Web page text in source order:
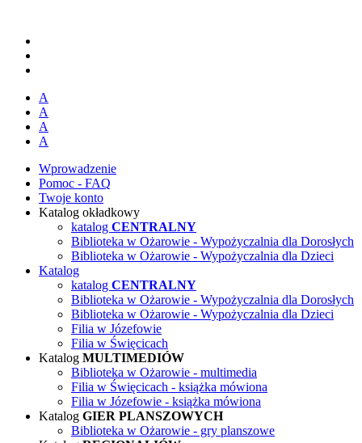
A
A
A
A
Wprowadzenie
Pomoc - FAQ
Twoje konto
Katalog okładkowy
katalog CENTRALNY
Biblioteka w Ożarowie - Wypożyczalnia dla Dorosłych
Biblioteka w Ożarowie - Wypożyczalnia dla Dzieci
Katalog
katalog CENTRALNY
Biblioteka w Ożarowie - Wypożyczalnia dla Dorosłych
Biblioteka w Ożarowie - Wypożyczalnia dla Dzieci
Filia w Józefowie
Filia w Święcicach
Katalog MULTIMEDIÓW
Biblioteka w Ożarowie - multimedia
Filia w Święcicach - książka mówiona
Filia w Józefowie - książka mówiona
Katalog GIER PLANSZOWYCH
Biblioteka w Ożarowie - gry planszowe